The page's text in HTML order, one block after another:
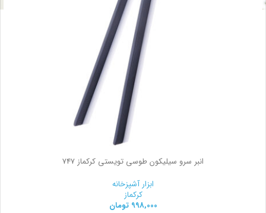
انبر سرو سیلیکون طوسی تویستی کرکماز 747
ابزار آشپزخانه
کرکماز
998,000 تومان